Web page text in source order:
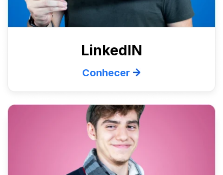
LinkedIN
Conhecer